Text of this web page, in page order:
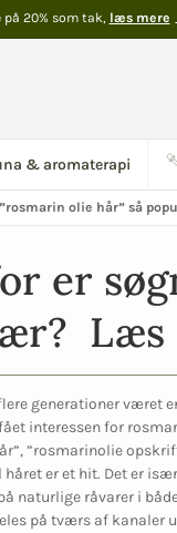
20% som tak, læs mere
& aromaterapi
olie hår” så
er
Læs
generationer været
interessen for
”rosmarinolie
er et hit. Det er
naturlige råvarer i
på tværs af kanaler